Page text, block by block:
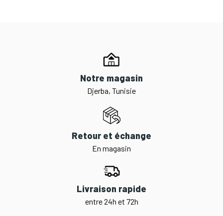
Notre magasin
Djerba, Tunisie
Retour et échange
En magasin
Livraison rapide
entre 24h et 72h